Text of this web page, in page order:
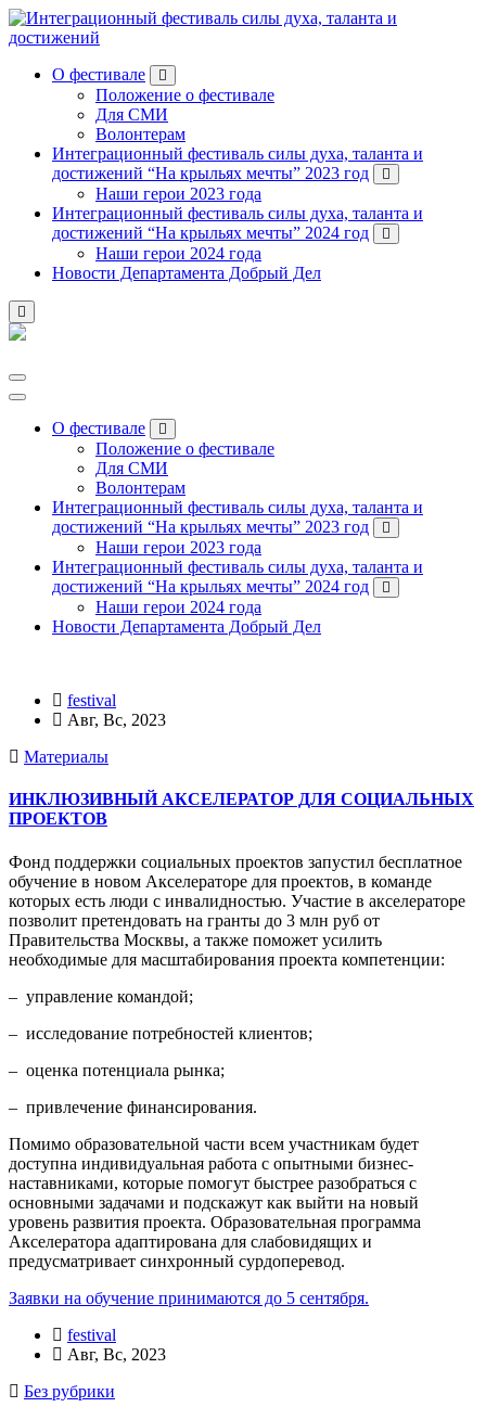
Перейти
к
О фестивале
Положение о фестивале
Для СМИ
Волонтерам
Интеграционный фестиваль силы духа, таланта и
достижений “На крыльях мечты” 2023 год
Наши герои 2023 года
Интеграционный фестиваль силы духа, таланта и
достижений “На крыльях мечты” 2024 год
Наши герои 2024 года
Новости Департамента Добрый Дел
О фестивале
Положение о фестивале
Для СМИ
Волонтерам
Интеграционный фестиваль силы духа, таланта и
достижений “На крыльях мечты” 2023 год
Наши герои 2023 года
Интеграционный фестиваль силы духа, таланта и
достижений “На крыльях мечты” 2024 год
Наши герои 2024 года
Новости Департамента Добрый Дел
festival
Авг, Вс, 2023
Материалы
ИНКЛЮЗИВНЫЙ АКСЕЛЕРАТОР ДЛЯ СОЦИАЛЬНЫХ
ПРОЕКТОВ
Фонд поддержки социальных проектов запустил бесплатное
обучение в новом Акселераторе для проектов, в команде
которых есть люди с инвалидностью. Участие в акселераторе
позволит претендовать на гранты до 3 млн руб от
Правительства Москвы, а также поможет усилить
необходимые для масштабирования проекта компетенции:
– управление командой;
– исследование потребностей клиентов;
– оценка потенциала рынка;
– привлечение финансирования.
Помимо образовательной части всем участникам будет
доступна индивидуальная работа с опытными бизнес-
наставниками, которые помогут быстрее разобраться с
основными задачами и подскажут как выйти на новый
уровень развития проекта. Образовательная программа
Акселератора адаптирована для слабовидящих и
предусматривает синхронный сурдоперевод.
Заявки на обучение принимаются до 5 сентября.
festival
Авг, Вс, 2023
Без рубрики